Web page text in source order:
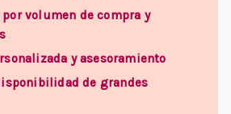
volumen de compra y
y asesoramiento
de grandes